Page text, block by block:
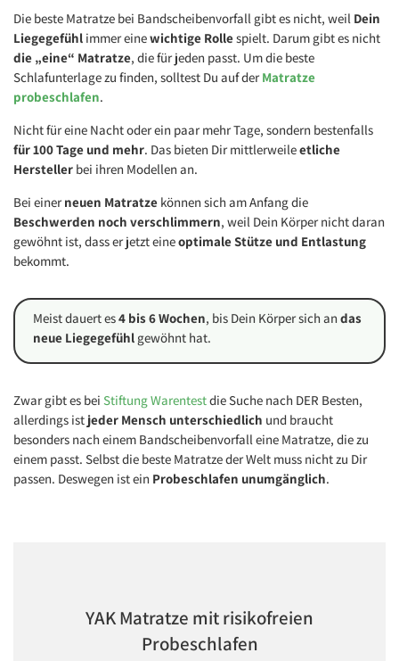
Die beste Matratze bei Bandscheibenvorfall gibt es nicht, weil Dein
Liegegefühl immer einewichtige Rollespielt. Darum gibt es nicht
die „eine“ Matratze, die für jeden passt. Um die beste
Schlafunterlage zu finden, solltest Du auf der Matratze
probeschlafen.
Nicht für eine Nacht oder ein paar mehr Tage, sondern bestenfalls
für 100 Tage und mehr. Das bieten Dir mittlerweileetliche
Hersteller bei ihren Modellen an.
Bei einer neuen Matratze können sich am Anfang die
Beschwerden noch verschlimmern, weil Dein Körper nicht daran
gewöhnt ist, dass er jetzt eineoptimale Stütze und Entlastung
bekommt.
Meist dauert es4 bis 6 Wochen, bis Dein Körper sich an das
neue Liegegefühl gewöhnt hat.
Zwar gibt es bei Stiftung Warentestdie Suche nach DER Besten,
allerdings ist jeder Mensch unterschiedlich und braucht
besonders nach einem Bandscheibenvorfall eine Matratze, die zu
einem passt. Selbst die beste Matratze der Welt muss nicht zu Dir
passen. Deswegen ist ein Probeschlafen unumgänglich.
YAK Matratze mit risikofreien
Probeschlafen